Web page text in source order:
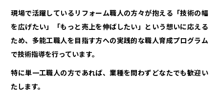
現場で活躍しているリフォーム職人の方々が抱える「技術の幅
を広げたい」「もっと売上を伸ばしたい」という想いに応える
ため、多能工職人を目指す方への実践的な職人育成プログラム
で技術指導を行っています。
特に単一工職人の方であれば、業種を問わずどなたでも歓迎い
たします。